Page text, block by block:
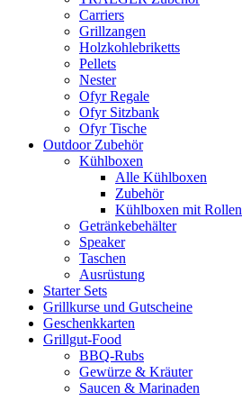
Carriers
Grillzangen
Holzkohlebriketts
Pellets
Nester
Ofyr Regale
Ofyr Sitzbank
Ofyr Tische
Outdoor Zubehör
Kühlboxen
Alle Kühlboxen
Zubehör
Kühlboxen mit Rollen
Getränkebehälter
Speaker
Taschen
Ausrüstung
Starter Sets
Grillkurse und Gutscheine
Geschenkkarten
Grillgut-Food
BBQ-Rubs
Gewürze & Kräuter
Saucen & Marinaden